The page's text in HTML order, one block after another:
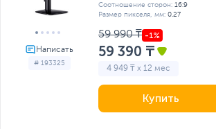
# 193325
Соотношение сторон: 16:9
Размер пикселя, мм: 0.27
59 990 ₸
59 390 ₸
4 949 ₸ x 12 мес
Купить